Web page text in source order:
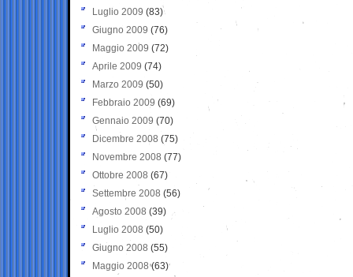
Luglio 2009 (83)
Giugno 2009 (76)
Maggio 2009 (72)
Aprile 2009 (74)
Marzo 2009 (50)
Febbraio 2009 (69)
Gennaio 2009 (70)
Dicembre 2008 (75)
Novembre 2008 (77)
Ottobre 2008 (67)
Settembre 2008 (56)
Agosto 2008 (39)
Luglio 2008 (50)
Giugno 2008 (55)
Maggio 2008(63)